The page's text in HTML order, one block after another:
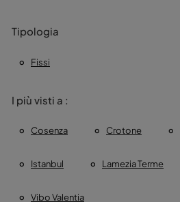
Tipologia
Fissi
I più visti a :
Cosenza Crotone
Istanbul Lamezia Terme
Vibo Valentia